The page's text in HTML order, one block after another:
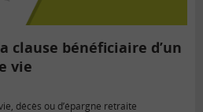
clause bénéficiaire d’un
vie
décès ou d’épargne retraite